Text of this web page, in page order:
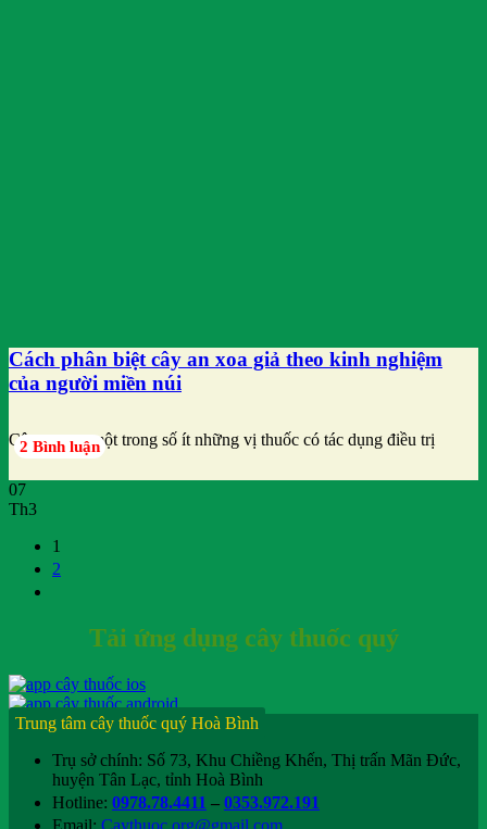
Cách phân biệt cây an xoa giả theo kinh nghiệm
của người miền núi
Cây an xoa một trong số ít những vị thuốc có tác dụng điều trị
2 Bình luận
07
Th3
1
2
Tải ứng dụng cây thuốc quý
Trung tâm cây thuốc quý Hoà Bình
Trụ sở chính: Số 73, Khu Chiềng Khến, Thị trấn Mãn Đức,
huyện Tân Lạc, tỉnh Hoà Bình
Hotline: 0978.78.4411 – 0353.972.191